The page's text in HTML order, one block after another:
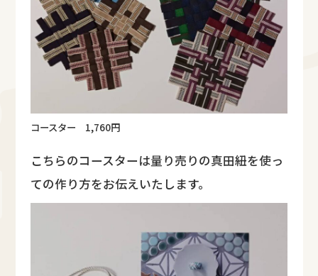
コースター 1,760円
こちらのコースターは量り売りの真田紐を使っ
ての作り方をお伝えいたします。